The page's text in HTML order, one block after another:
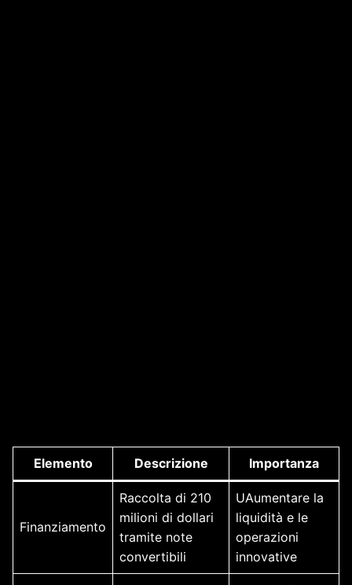
Elemento Descrizione Importanza
Finanziamento
Raccolta di 210
milioni di dollari
tramite note
convertibili
UAumentare la
liquidità e le
operazioni
innovative